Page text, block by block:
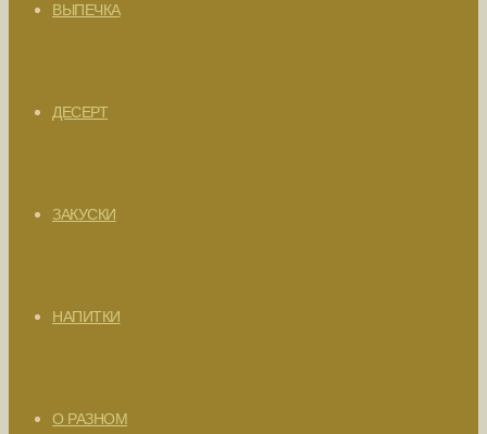
ВЫПЕЧКА
ДЕСЕРТ
ЗАКУСКИ
НАПИТКИ
О РАЗНОМ